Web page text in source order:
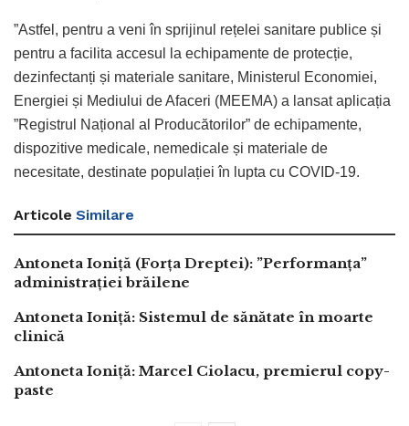
”Astfel, pentru a veni în sprijinul rețelei sanitare publice și
pentru a facilita accesul la echipamente de protecție,
dezinfectanți și materiale sanitare, Ministerul Economiei,
Energiei și Mediului de Afaceri (MEEMA) a lansat aplicația
”Registrul Național al Producătorilor” de echipamente,
dispozitive medicale, nemedicale și materiale de
necesitate, destinate populației în lupta cu COVID-19.
Articole Similare
Antoneta Ioniță (Forța Dreptei): ”Performanța”
administrației brăilene
Antoneta Ioniță: Sistemul de sănătate în moarte
clinică
Antoneta Ioniță: Marcel Ciolacu, premierul copy-
paste